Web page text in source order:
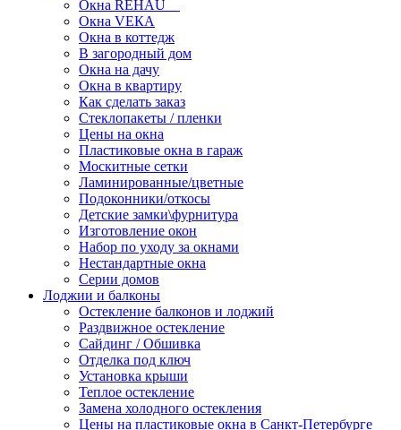
Окна REHAU
Окна VЕКА
Окна в коттедж
В загородный дом
Окна на дачу
Окна в квартиру
Как сделать заказ
Стеклопакеты / пленки
Цены на окна
Пластиковые окна в гараж
Москитные сетки
Ламинированные/цветные
Подоконники/откосы
Детские замки\фурнитура
Изготовление окон
Набор по уходу за окнами
Нестандартные окна
Серии домов
Лоджии и балконы
Остекление балконов и лоджий
Раздвижное остекление
Сайдинг / Обшивка
Отделка под ключ
Установка крыши
Теплое остекление
Замена холодного остекления
Цены на пластиковые окна в Санкт-Петербурге